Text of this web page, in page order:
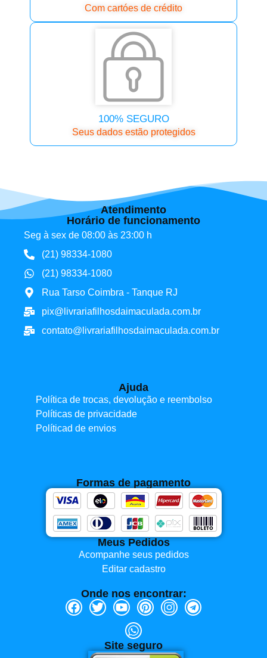
Com cartóes de crédito
100% SEGURO
Seus dados estão protegidos
Atendimento
Horário de funcionamento
Seg à sex de 08:00 às 23:00 h
(21) 98334-1080
(21) 98334-1080
Rua Tarso Coimbra - Tanque RJ
pix@livrariafilhosdaimaculada.com.br
contato@livrariafilhosdaimaculada.com.br
Ajuda
Política de trocas, devolução e reembolso
Políticas de privacidade
Políticad de envios
Formas de pagamento
Meus Pedidos
Acompanhe seus pedidos
Editar cadastro
Onde nos encontrar:
Site seguro